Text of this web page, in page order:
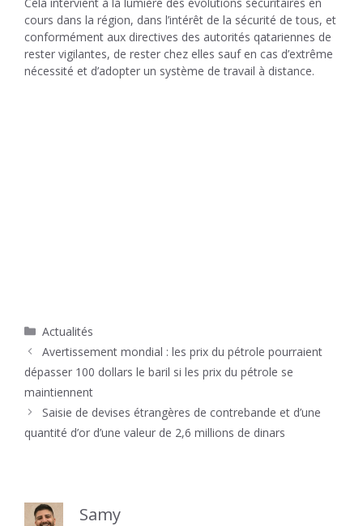
cours dans la région, dans l’intérêt de la sécurité de tous, et
conformément aux directives des autorités qatariennes de
rester vigilantes, de rester chez elles sauf en cas d’extrême
nécessité et d’adopter un système de travail à distance.
Catégories
Actualités
Avertissement mondial : les prix du pétrole pourraient
dépasser 100 dollars le baril si les prix du pétrole se
maintiennent
Saisie de devises étrangères de contrebande et d’une
quantité d’or d’une valeur de 2,6 millions de dinars
Samy